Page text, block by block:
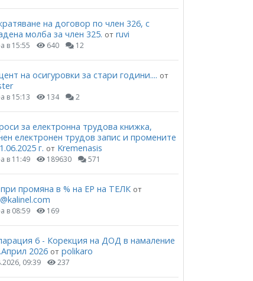
на договор по член 326, с
молба за член 325. от ruvi
в 15:55 640 12
на осигуровки за стари години.... от
в 15:13 134 2
за електронна трудова книжка,
електронен трудов запис и промените
г. от Kremenasis
в 11:49 189630 571
промяна в % на ЕР на ТЕЛК от
в 08:59 169
6 - Корекция на ДОД в намаление
2026 от polikaro
09:39 237